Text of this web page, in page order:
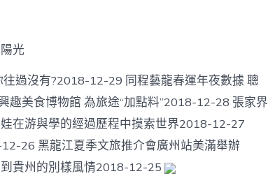
站
·
朗
讀
者】
貧
困
戶
光
過沒有?2018-12-29 同程藝龍春運年夜數據 聰
趣美食博物館 為旅途“加點料”2018-12-28 張家界
在游與學的經過歷程中摸索世界2018-12-27
26 黑龍江夏季文旅推介會廣州站美滿舉辦
貴州的別樣風情2018-12-25